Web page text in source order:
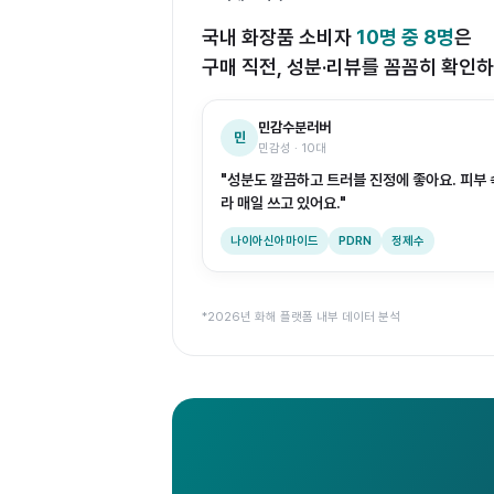
국내 화장품 소비자 10명 중 8명은
구매 직전, 성분·리뷰를 꼼꼼히 확인
민
민감수분러버
민감성 · 10대
"성분도 깔끔하고 트러블 진정에 좋아요. 피부
라 매일 쓰고 있어요."
나이아신아마이드 PDRN 정제수
*2026년 화해 플랫폼 내부 데이터 분석